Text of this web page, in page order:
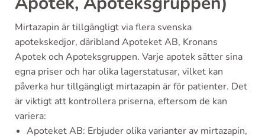
Mirtazapin är tillgängligt via flera svenska
apotekskedjor, däribland Apoteket AB, Kronans
Apotek och Apoteksgruppen. Varje apotek sätter sina
egna priser och har olika lagerstatusar, vilket kan
påverka hur tillgängligt mirtazapin är för patienter. Det
är viktigt att kontrollera priserna, eftersom de kan
variera:
Apoteket AB: Erbjuder olika varianter av mirtazapin,